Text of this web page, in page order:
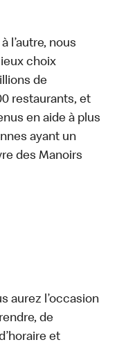
l’autre, nous
choix
de
restaurants, et
en aide à plus
ayant un
des Manoirs
aurez l’occasion
de
et